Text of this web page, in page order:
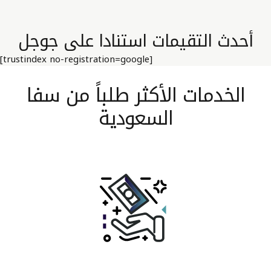
أحدث التقيمات استنادا على جوجل
[trustindex no-registration=google]
الخدمات الأكثر طلباً من سفا
السعودية